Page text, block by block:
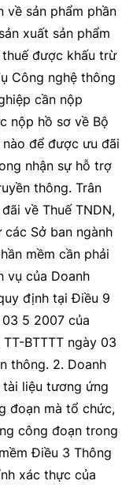
về sản phẩm phần
xuất sản phẩm
được khấu trừ
Công nghệ thông
cần nộp
nộp hồ sơ về Bộ
để được ưu đãi
nhận sự hỗ trợ
thông. Trân
về Thuế TNDN,
Sở ban ngành
mềm cần phải
vụ của Doanh
định tại Điều 9
5 2007 của
BTTTT ngày 03
thông. 2. Doanh
tài liệu tương ứng
đoạn mà tổ chức,
công đoạn trong
Điều 3 Thông
xác thực của